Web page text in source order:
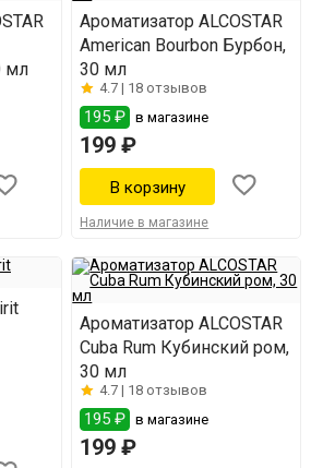
мл
Ароматизатор ALCOSTAR
American Bourbon Бурбон,
30 мл
4.7 | 18 отзывов
195 ₽ в магазине
199 ₽
Наличие в магазине
Ароматизатор ALCOSTAR
Cuba Rum Кубинский ром,
30 мл
4.7 | 18 отзывов
195 ₽ в магазине
199 ₽